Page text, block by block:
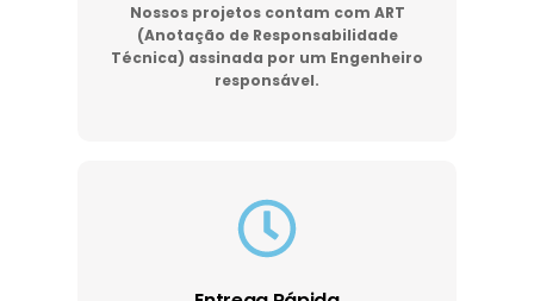
Nossos projetos contam com ART
(Anotação de Responsabilidade
Técnica) assinada por um Engenheiro
responsável.